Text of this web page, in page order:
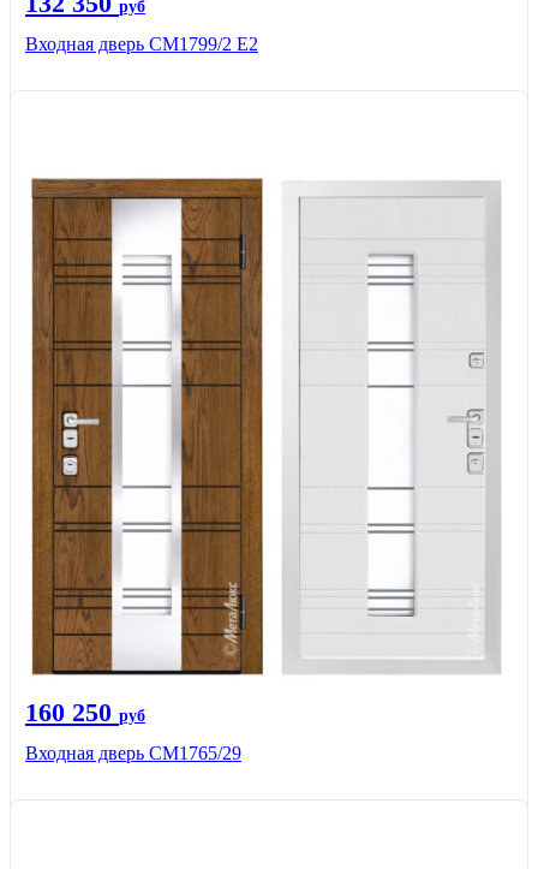
руб
Входная дверь СМ1799/2 Е2
160 250 руб
Входная дверь СМ1765/29